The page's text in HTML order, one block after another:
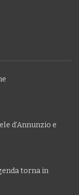
d’Annunzio e
torna in